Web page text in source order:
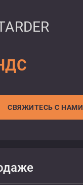
СВЯЖИТЕСЬ С НАМИ